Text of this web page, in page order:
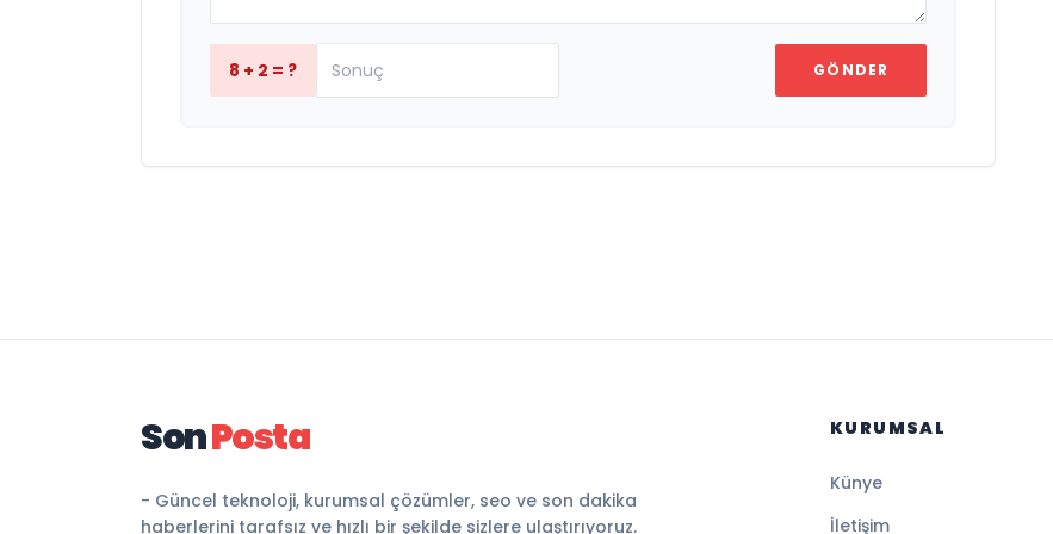
8 + 2 = ? GÖNDER
SonPosta
- Güncel teknoloji, kurumsal çözümler, seo ve son dakika
haberlerini tarafsız ve hızlı bir şekilde sizlere ulaştırıyoruz.
KURUMSAL
Künye
İletişim